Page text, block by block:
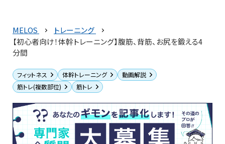
MELOS
トレーニング
【初心者向け！体幹トレーニング】腹筋、背筋、お尻を鍛える4
分間
フィットネス 体幹トレーニング
動画解説
筋トレ(複数部位)
筋トレ